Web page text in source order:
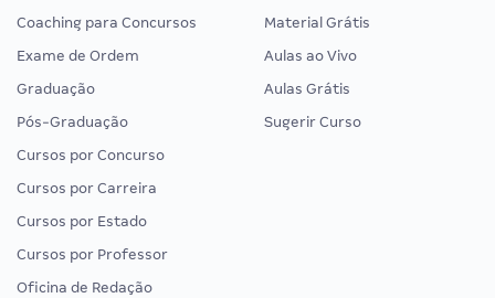
Coaching para Concursos
Exame de Ordem
Graduação
Pós-Graduação
Cursos por Concurso
Cursos por Carreira
Cursos por Estado
Cursos por Professor
Oficina de Redação
Material Grátis
Aulas ao Vivo
Aulas Grátis
Sugerir Curso